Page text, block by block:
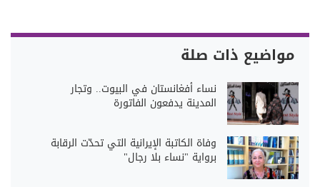
مواضيع ذات صلة
نساء أفغانستان في البيوت.. وتجار
المدينة يدفعون الفاتورة
وفاة الكاتبة الإيرانية التي تحدّت الرقابة
برواية "نساء بلا رجال"